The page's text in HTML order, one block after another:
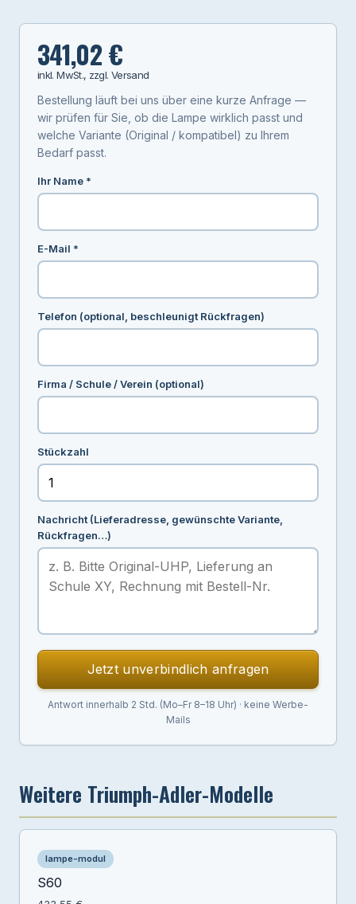
341,02 €
inkl. MwSt., zzgl. Versand
Bestellung läuft bei uns über eine kurze Anfrage —
wir prüfen für Sie, ob die Lampe wirklich passt und
welche Variante (Original / kompatibel) zu Ihrem
Bedarf passt.
Ihr Name *
E-Mail *
Telefon (optional, beschleunigt Rückfragen)
Firma / Schule / Verein (optional)
Stückzahl
Nachricht (Lieferadresse, gewünschte Variante,
Rückfragen…)
Jetzt unverbindlich anfragen
Antwort innerhalb 2 Std. (Mo–Fr 8–18 Uhr) · keine Werbe-
Mails
Weitere Triumph-Adler-Modelle
lampe-modul
S60